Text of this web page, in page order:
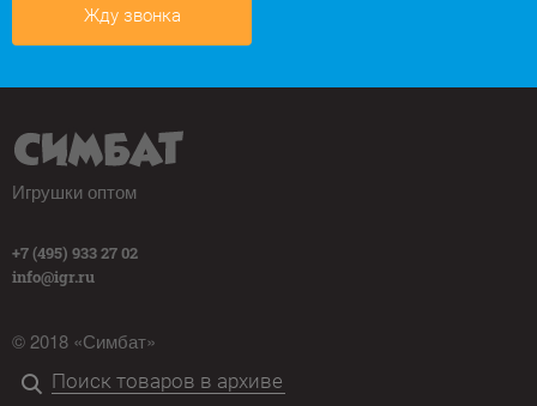
Жду звонка
Игрушки оптом
+7 (495) 933 27 02
info@igr.ru
© 2018 «Симбат»